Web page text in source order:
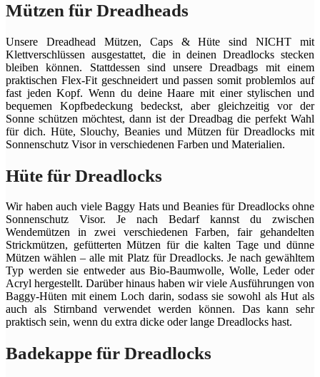
Mützen für Dreadheads
Unsere Dreadhead Mützen, Caps & Hüte sind NICHT mit
Klettverschlüssen ausgestattet, die in deinen Dreadlocks stecken
bleiben können. Stattdessen sind unsere Dreadbags mit einem
praktischen Flex-Fit geschneidert und passen somit problemlos auf
fast jeden Kopf. Wenn du deine Haare mit einer stylischen und
bequemen Kopfbedeckung bedeckst, aber gleichzeitig vor der
Sonne schützen möchtest, dann ist der Dreadbag die perfekt Wahl
für dich. Hüte, Slouchy, Beanies und Mützen für Dreadlocks mit
Sonnenschutz Visor in verschiedenen Farben und Materialien.
Hüte für Dreadlocks
Wir haben auch viele Baggy Hats und Beanies für Dreadlocks ohne
Sonnenschutz Visor. Je nach Bedarf kannst du zwischen
Wendemützen in zwei verschiedenen Farben, fair gehandelten
Strickmützen, gefütterten Mützen für die kalten Tage und dünne
Mützen wählen – alle mit Platz für Dreadlocks. Je nach gewähltem
Typ werden sie entweder aus Bio-Baumwolle, Wolle, Leder oder
Acryl hergestellt. Darüber hinaus haben wir viele Ausführungen von
Baggy-Hüten mit einem Loch darin, sodass sie sowohl als Hut als
auch als Stirnband verwendet werden können. Das kann sehr
praktisch sein, wenn du extra dicke oder lange Dreadlocks hast.
Badekappe für Dreadlocks